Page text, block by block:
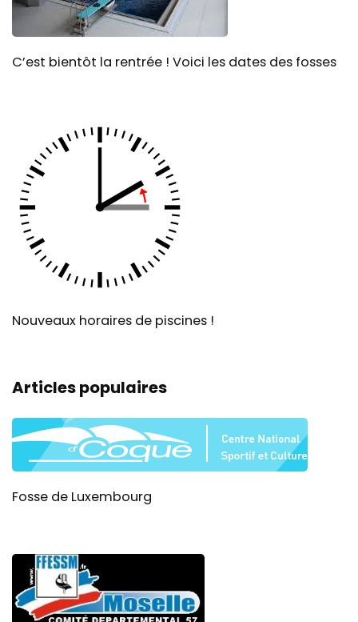
C’est bientôt la rentrée ! Voici les dates des fosses
Nouveaux horaires de piscines !
Articles populaires
Fosse de Luxembourg